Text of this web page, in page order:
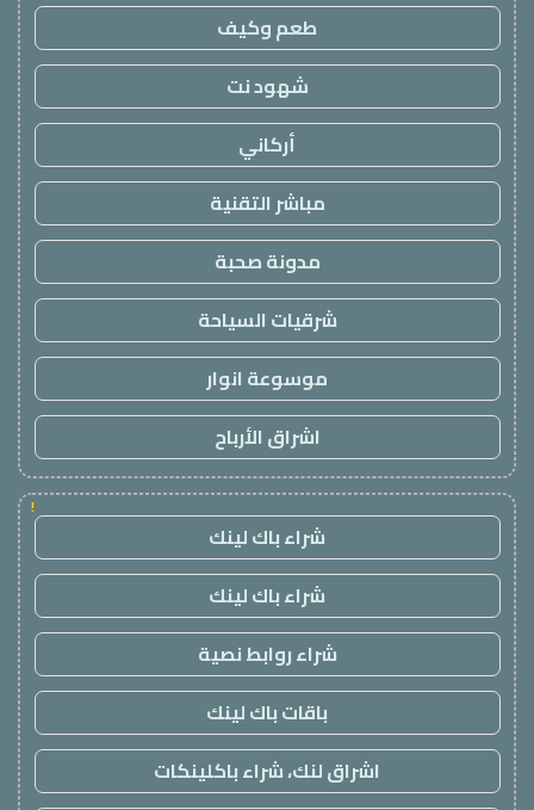
طعم وكيف
شهود نت
أركاني
مباشر التقنية
مدونة صحبة
شرقيات السياحة
موسوعة انوار
اشراق الأرباح
!
شراء باك لينك
شراء باك لينك
شراء روابط نصية
باقات باك لينك
اشراق لنك، شراء باكلينكات